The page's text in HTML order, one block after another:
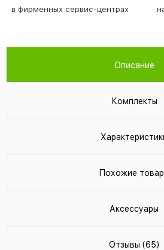
в фирменных сервис-центрах
Описание
Комплекты
Похожие
Аксессуары
Отзывы (65)